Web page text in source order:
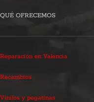
QUÉ OFRECEMOS
Reparación en Valencia
Recambios
Vinilos y pegatinas